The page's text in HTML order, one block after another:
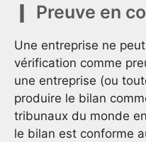
Preuve en
Une entreprise ne
vérification comme
une entreprise (ou
produire le bilan
tribunaux du monde
le bilan est conforme